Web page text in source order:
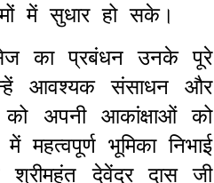
में सुधार हो सके।
का प्रबंधन उनके पूरे
आवश्यक संसाधन और
अपनी आकांक्षाओं को
भूमिका निभाई
देवेंद्र दास जी